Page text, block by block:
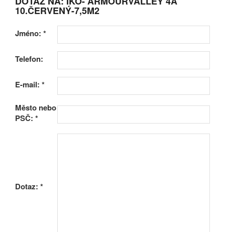
10.ČERVENÝ-7,5M2
Jméno: *
Telefon:
E-mail: *
Město nebo
PSČ: *
Dotaz: *